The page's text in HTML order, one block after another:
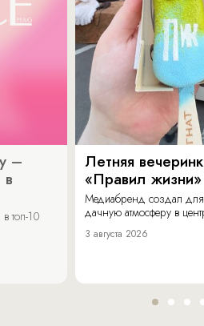
–
топ-10
Летняя
«Правил жизни»
Медиабренд создал
дачную атмосферу в
3 августа 2026